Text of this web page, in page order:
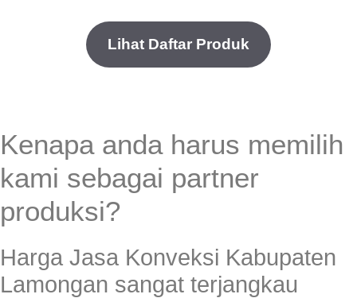
Lihat Daftar Produk
Kenapa anda harus memilih
kami sebagai partner
produksi?
Harga Jasa Konveksi Kabupaten
Lamongan sangat terjangkau